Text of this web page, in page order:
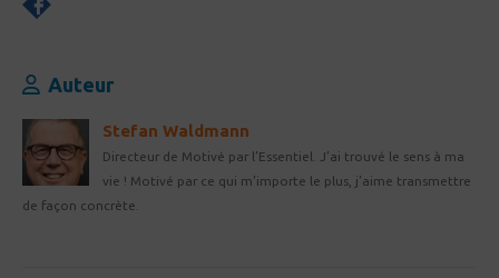
Auteur
Stefan Waldmann
Directeur de Motivé par l’Essentiel. J’ai trouvé le sens à ma
vie ! Motivé par ce qui m’importe le plus, j’aime transmettre
de façon concrète.